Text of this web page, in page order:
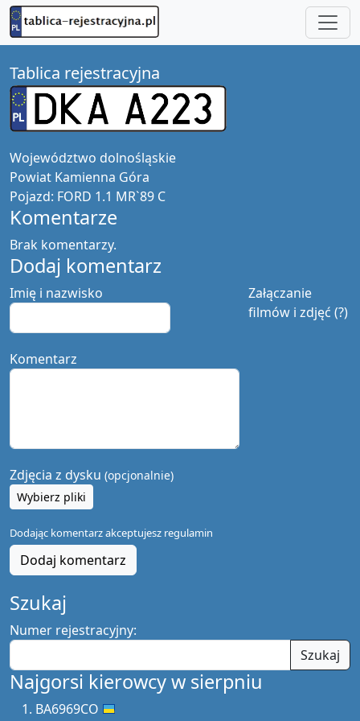
Tablica rejestracyjna
Województwo dolnośląskie
Powiat Kamienna Góra
Pojazd: FORD 1.1 MR`89 C
Komentarze
Brak komentarzy.
Dodaj komentarz
Załączanie
filmów i zdjęć (?)
Imię i nazwisko
Komentarz
Zdjęcia z dysku (opcjonalnie)
Wybierz pliki
Dodając komentarz akceptujesz regulamin
Dodaj komentarz
Szukaj
Numer rejestracyjny:
Szukaj
Najgorsi kierowcy w sierpniu
BA6969CO